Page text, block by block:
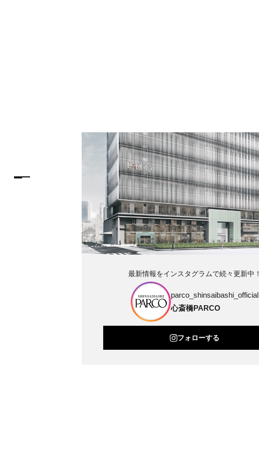
最新情報をインスタグラムで続々更新中！
parco_shinsaibashi_official
心斎橋PARCO
フォローする